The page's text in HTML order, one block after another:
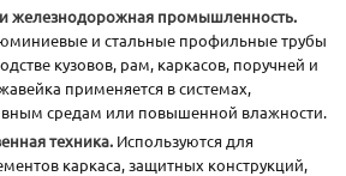
железнодорожная промышленность.
и стальные профильные трубы
кузовов, рам, каркасов, поручней и
применяется в системах,
средам или повышенной влажности.
техника. Используются для
каркаса, защитных конструкций,